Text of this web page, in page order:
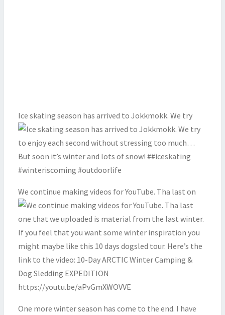
Ice skating season has arrived to Jokkmokk. We try
We continue making videos for YouTube. Tha last on
One more winter season has come to the end. I have